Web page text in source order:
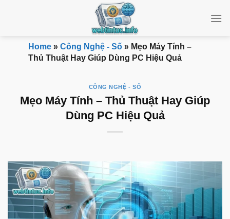
Home » Công Nghệ - Số » Mẹo Máy Tính –
Thủ Thuật Hay Giúp Dùng PC Hiệu Quả
CÔNG NGHỆ - SỐ
Mẹo Máy Tính – Thủ Thuật Hay Giúp
Dùng PC Hiệu Quả